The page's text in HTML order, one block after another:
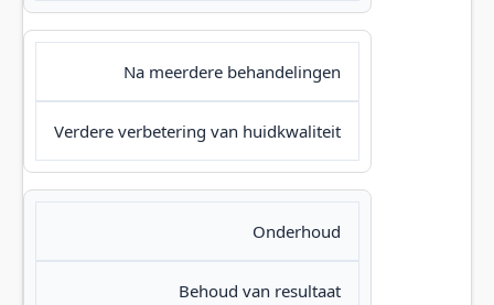
Na meerdere behandelingen
Verdere verbetering van huidkwaliteit
Onderhoud
Behoud van resultaat